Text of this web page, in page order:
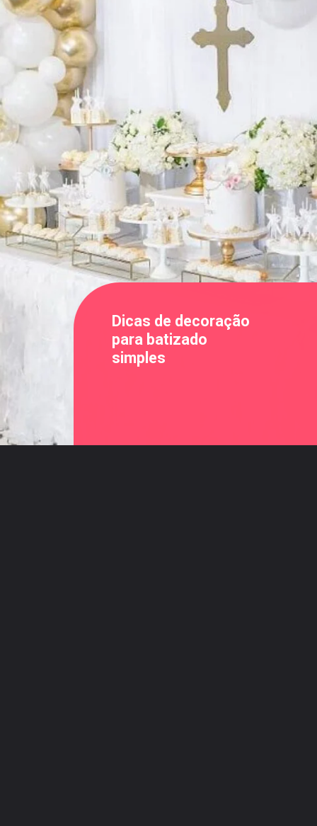
Dicas de decoração
para batizado
simples